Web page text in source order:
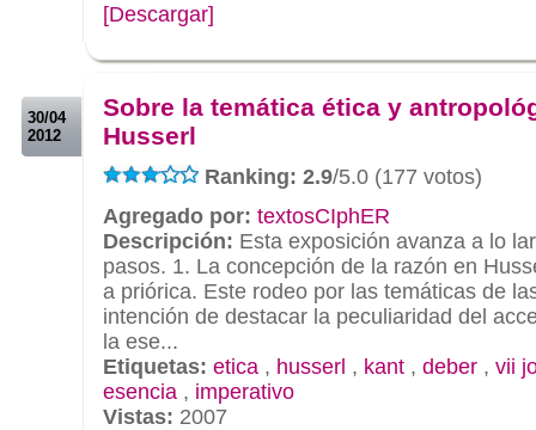
[Descargar]
30/04
2012
Sobre la temática ética y
Husserl
Ranking: 2.9/5.0 (177 votos)
Agregado por: textosCIphER
Descripción: Esta exposición avanza a lo
pasos. 1. La concepción de la razón en
a priórica. Este rodeo por las temáticas de
intención de destacar la peculiaridad del
la ese...
Etiquetas: etica , husserl , kant , deber , vii
esencia , imperativo
Vistas: 2007